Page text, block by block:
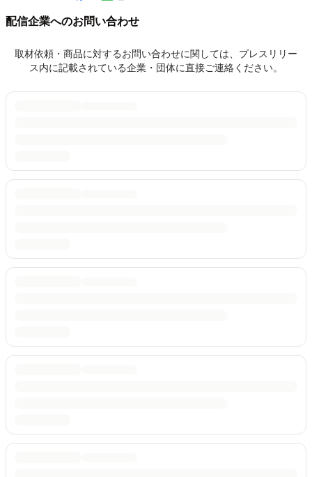
配信企業へのお問い合わせ
取材依頼・商品に対するお問い合わせに関しては、プレスリリー
ス内に記載されている企業・団体に直接ご連絡ください。